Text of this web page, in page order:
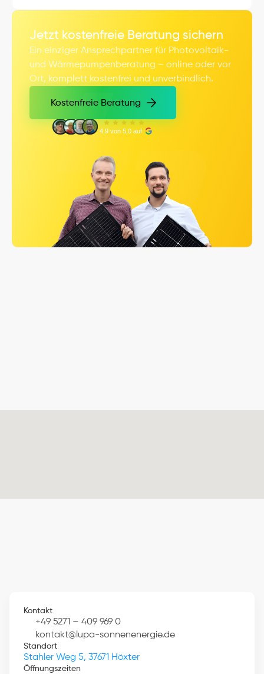
Jetzt kostenfreie Beratung sichern
Ein einziger Ansprechpartner für Photovoltaik-
und Wärmepumpenberatung – online oder vor
Ort, komplett kostenfrei und unverbindlich.
Kostenfreie Beratung
4,9 von 5,0 auf
Kontakt
+49 5271 – 409 969 0
kontakt@lupa-sonnenenergie.de
Standort
Stahler Weg 5, 37671 Höxter
Öffnungszeiten